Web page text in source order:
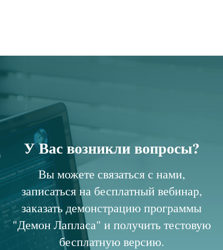
У Вас возникли вопросы?
Вы можете связаться с нами,
записаться на бесплатный вебинар,
заказать демонстрацию программы
"Демон Лапласа" и получить тестовую
бесплатную версию.